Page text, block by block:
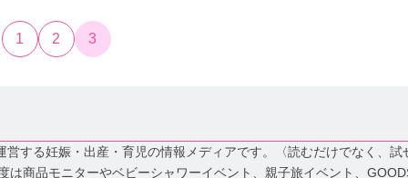
1 2 3
する妊娠・出産・育児の情報メディアです。〈読むだけでなく、試
は商品モニターやベビーシャワーイベント、親子旅イベント、